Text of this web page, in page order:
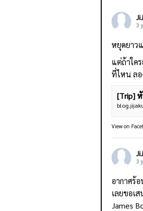
3
หยุดยาว
แต่ถ้าใค
ที่ไหน ล
[Trip]
View on
3
อากาศร้
เลยขอเ
James